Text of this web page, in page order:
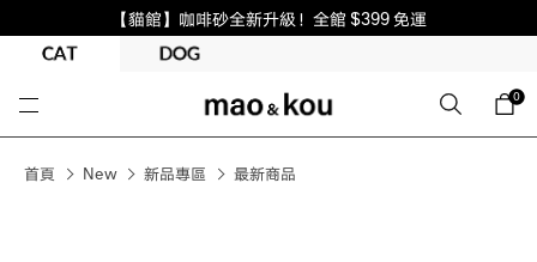
【貓館】咖啡砂全新升級！全館 $399 免運
0
首頁 New 新品專區 最新商品